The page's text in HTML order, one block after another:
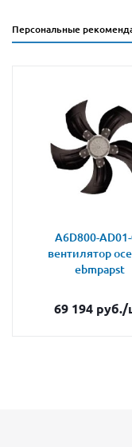
Персональные
A6D800-
вентилятор
ebmpapst
69 194руб./